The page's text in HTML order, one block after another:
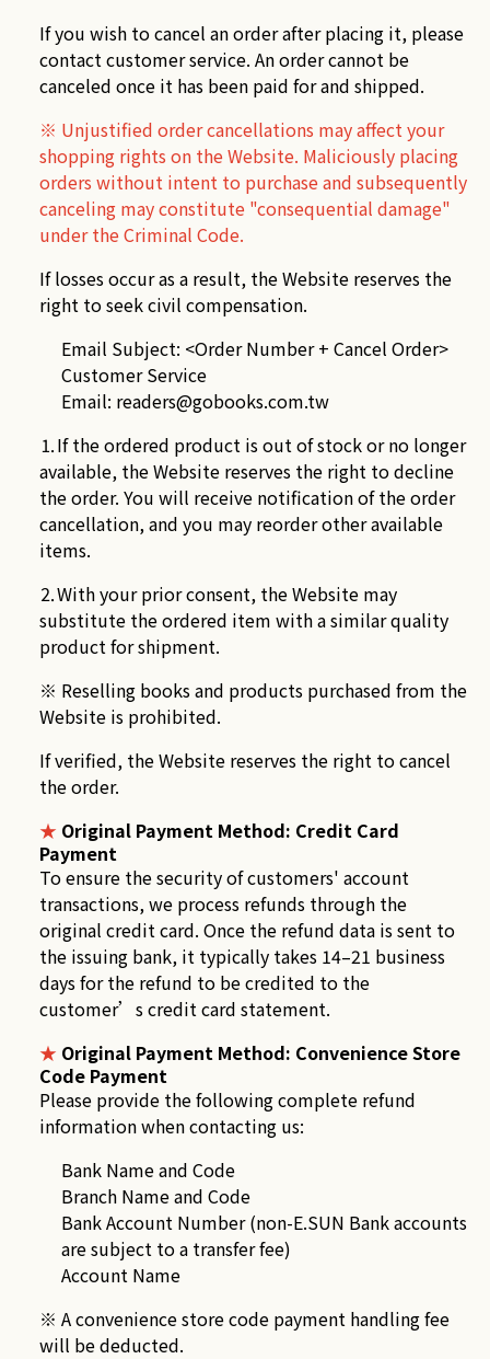
If you wish to cancel an order after placing it, please
contact customer service. An order cannot be
canceled once it has been paid for and shipped.
※ Unjustified order cancellations may affect your
shopping rights on the Website. Maliciously placing
orders without intent to purchase and subsequently
canceling may constitute "consequential damage"
under the Criminal Code.
If losses occur as a result, the Website reserves the
right to seek civil compensation.
Email Subject: <Order Number + Cancel Order>
Customer Service
Email: readers@gobooks.com.tw
⒈If the ordered product is out of stock or no longer
available, the Website reserves the right to decline
the order. You will receive notification of the order
cancellation, and you may reorder other available
items.
⒉With your prior consent, the Website may
substitute the ordered item with a similar quality
product for shipment.
※ Reselling books and products purchased from the
Website is prohibited.
If verified, the Website reserves the right to cancel
the order.
★ Original Payment Method: Credit Card
Payment
To ensure the security of customers' account
transactions, we process refunds through the
original credit card. Once the refund data is sent to
the issuing bank, it typically takes 14–21 business
days for the refund to be credited to the
customer’s credit card statement.
★ Original Payment Method: Convenience Store
Code Payment
Please provide the following complete refund
information when contacting us:
Bank Name and Code
Branch Name and Code
Bank Account Number (non-E.SUN Bank accounts
are subject to a transfer fee)
Account Name
※ A convenience store code payment handling fee
will be deducted.